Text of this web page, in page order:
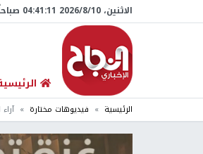
الاثنين، 10/‏8/‏2026 04:41:12 صباحاً
الرئيسية فيديوهات مختارة